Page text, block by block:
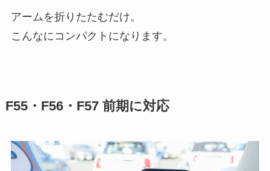
アームを折りたたむだけ。
こんなにコンパクトになります。
F55・F56・F57 前期に対応